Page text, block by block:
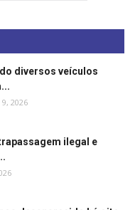
diversos veículos
9, 2026
ilegal e